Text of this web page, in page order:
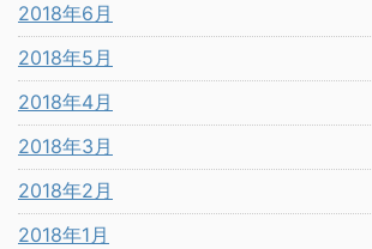
2018年6月
2018年5月
2018年4月
2018年3月
2018年2月
2018年1月